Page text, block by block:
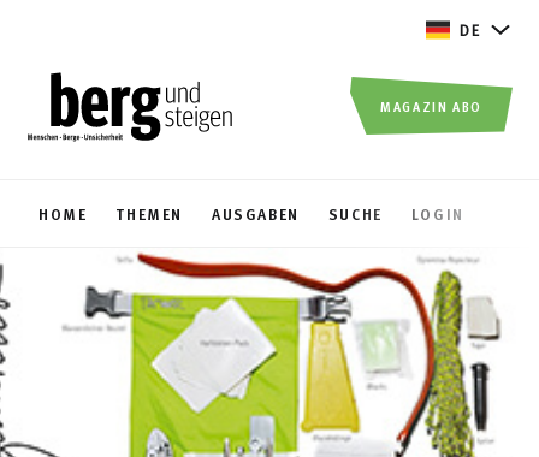
DE
HOME THEMEN AUSGABEN SUCHE LOGIN
MAGAZIN ABO